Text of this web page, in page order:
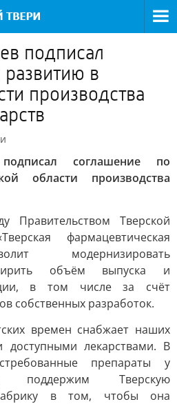
подписал
в
производства
соглашение по
области производства
Правительством Тверской
фармацевтическая
модернизировать
объём выпуска и
в том числе за счёт
собственных разработок.
времен снабжает наших
доступными лекарствами. В
препараты у
поддержим Тверскую
в том, чтобы она